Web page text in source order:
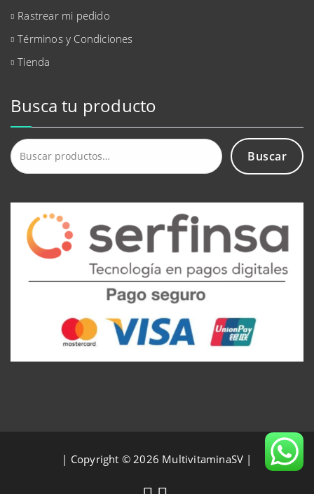
Rastrear mi pedido
Términos y Condiciones
Tienda
Busca tu producto
Buscar
por:
Buscar
| Copyright © 2026 MultivitaminaSV |